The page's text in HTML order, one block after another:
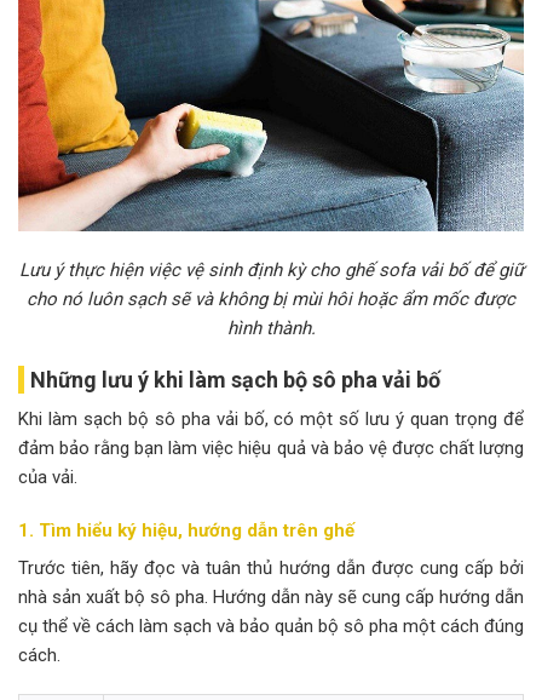
Lưu ý thực hiện việc vệ sinh định kỳ cho ghế sofa vải bố để giữ
cho nó luôn sạch sẽ và không bị mùi hôi hoặc ẩm mốc được
hình thành.
Những lưu ý khi làm sạch bộ sô pha vải bố
Khi làm sạch bộ sô pha vải bố, có một số lưu ý quan trọng để
đảm bảo rằng bạn làm việc hiệu quả và bảo vệ được chất lượng
của vải.
1. Tìm hiểu ký hiệu, hướng dẫn trên ghế
Trước tiên, hãy đọc và tuân thủ hướng dẫn được cung cấp bởi
nhà sản xuất bộ sô pha. Hướng dẫn này sẽ cung cấp hướng dẫn
cụ thể về cách làm sạch và bảo quản bộ sô pha một cách đúng
cách.